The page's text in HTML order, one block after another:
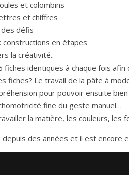
et colombins
et chiffres
défis
constructions en étapes
la créativité..
fiches identiques à chaque fois
fiches? Le travail de la pâte à
pour pouvoir ensuite
fine du geste manuel…
la matière, les couleurs, les
depuis des années et il est encore